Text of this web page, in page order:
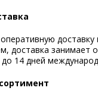
доставку
доставка занимает
14 дней